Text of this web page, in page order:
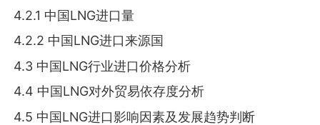
4.2.1 中国LNG进口量
4.2.2 中国LNG进口来源国
4.3 中国LNG行业进口价格分析
4.4 中国LNG对外贸易依存度分析
4.5 中国LNG进口影响因素及发展趋势判断